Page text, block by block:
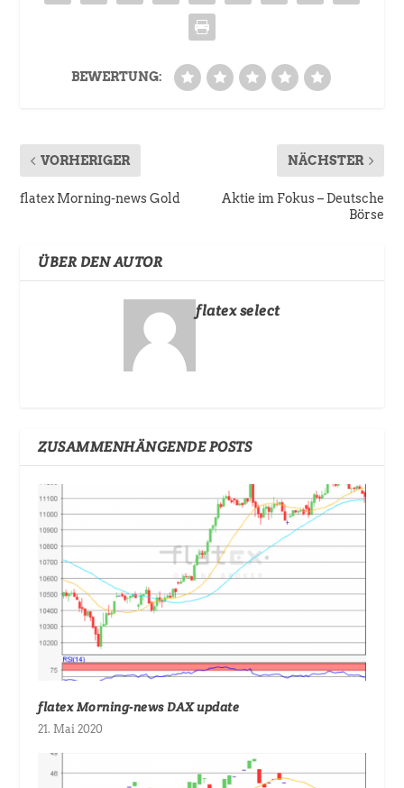
BEWERTUNG:
VORHERIGER
flatex Morning-news Gold
NÄCHSTER
Aktie im Fokus – Deutsche
Börse
ÜBER DEN AUTOR
flatex select
ZUSAMMENHÄNGENDE POSTS
flatex Morning-news DAX update
21. Mai 2020